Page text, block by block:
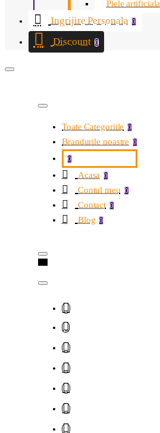
Piele artificiala
Ingrijire Personala 0
Discount 0
Toate Categoriile 0
Brandurile noastre 0
0
Acasa 0
Contul meu 0
Contact 0
Blog 0